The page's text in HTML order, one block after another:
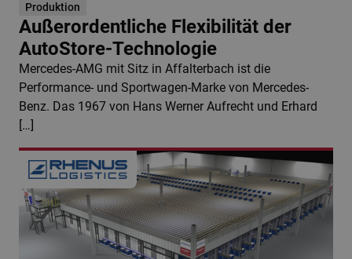
Produktion
Außerordentliche Flexibilität der
AutoStore-Technologie
Mercedes-AMG mit Sitz in Affalterbach ist die
Performance- und Sportwagen-Marke von Mercedes-
Benz. Das 1967 von Hans Werner Aufrecht und Erhard
[…]